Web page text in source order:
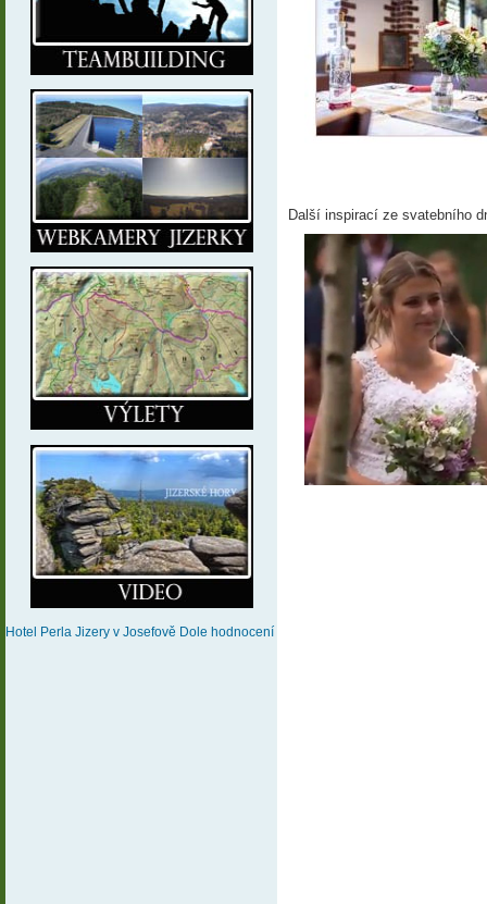
Hotel Perla Jizery v Josefově Dole hodnocení
Další inspirací ze svatebního